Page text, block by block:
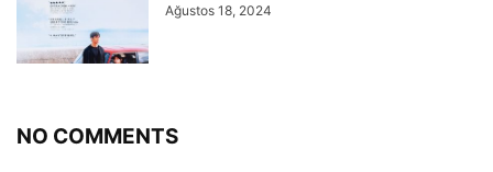
Ağustos 18, 2024
NO COMMENTS